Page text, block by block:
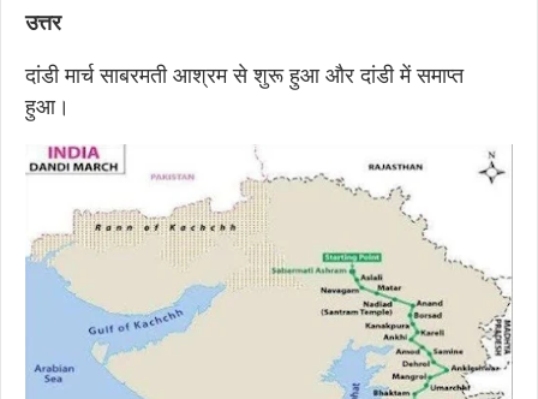
उत्तर
दांडी मार्च साबरमती आश्रम से शुरू हुआ और दांडी में समाप्त
हुआ।